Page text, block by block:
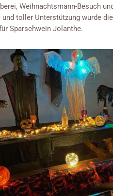
Weihnachtsmann-Besuch
und toller Unterstützung wurde
Sparschwein Jolanthe.